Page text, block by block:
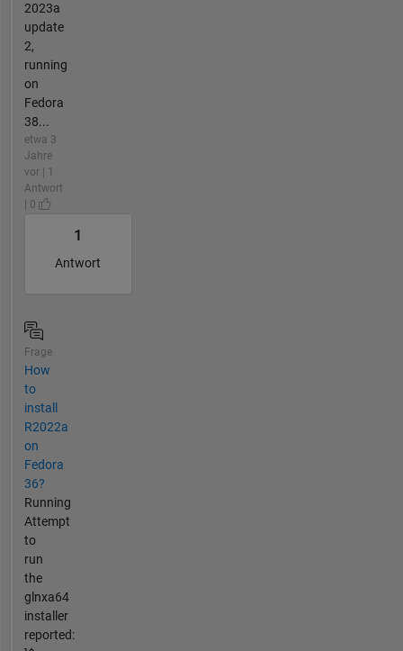
2023a
update
2,
running
on
Fedora
38...
etwa 3
Jahre
vor | 1
Antwort
| 0
1
Antwort
Frage
How
to
install
R2022a
on
Fedora
36?
Running
Attempt
to
run
the
glnxa64
installer
reported: